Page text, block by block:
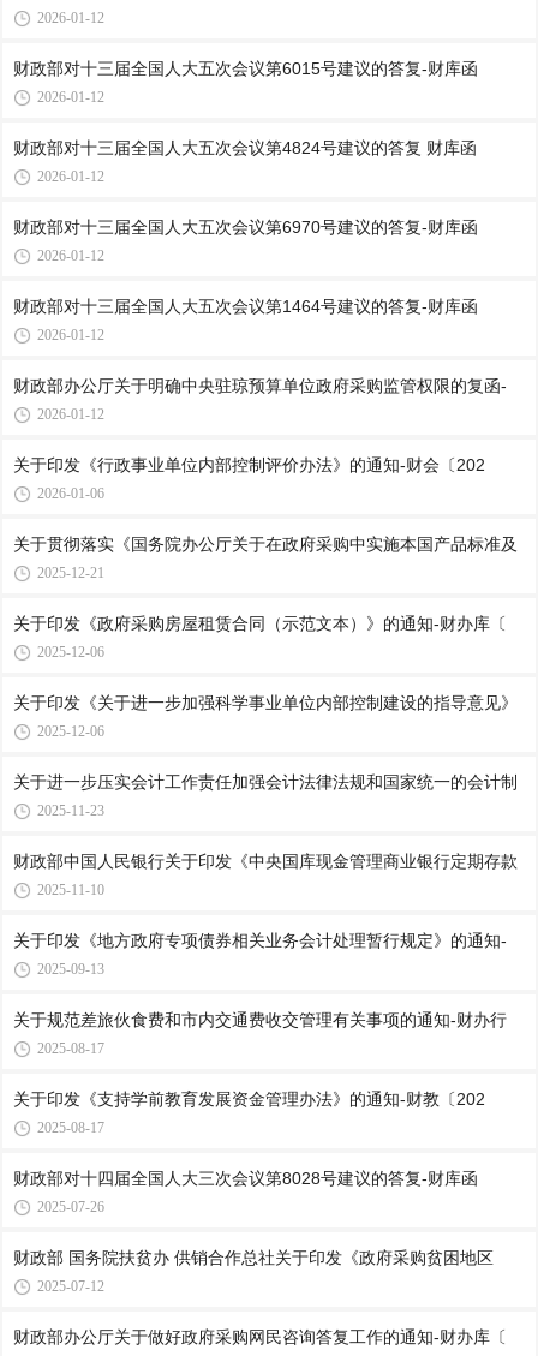
2026-01-12
财政部对十三届全国人大五次会议第6015号建议的答复-财库函
2026-01-12
财政部对十三届全国人大五次会议第4824号建议的答复 财库函
2026-01-12
财政部对十三届全国人大五次会议第6970号建议的答复-财库函
2026-01-12
财政部对十三届全国人大五次会议第1464号建议的答复-财库函
2026-01-12
财政部办公厅关于明确中央驻琼预算单位政府采购监管权限的复函-
2026-01-12
关于印发《行政事业单位内部控制评价办法》的通知-财会〔202
2026-01-06
关于贯彻落实《国务院办公厅关于在政府采购中实施本国产品标准及
2025-12-21
关于印发《政府采购房屋租赁合同（示范文本）》的通知-财办库〔
2025-12-06
关于印发《关于进一步加强科学事业单位内部控制建设的指导意见》
2025-12-06
关于进一步压实会计工作责任加强会计法律法规和国家统一的会计制
2025-11-23
财政部中国人民银行关于印发《中央国库现金管理商业银行定期存款
2025-11-10
关于印发《地方政府专项债券相关业务会计处理暂行规定》的通知-
2025-09-13
关于规范差旅伙食费和市内交通费收交管理有关事项的通知-财办行
2025-08-17
关于印发《支持学前教育发展资金管理办法》的通知-财教〔202
2025-08-17
财政部对十四届全国人大三次会议第8028号建议的答复-财库函
2025-07-26
财政部 国务院扶贫办 供销合作总社关于印发《政府采购贫困地区
2025-07-12
财政部办公厅关于做好政府采购网民咨询答复工作的通知-财办库〔